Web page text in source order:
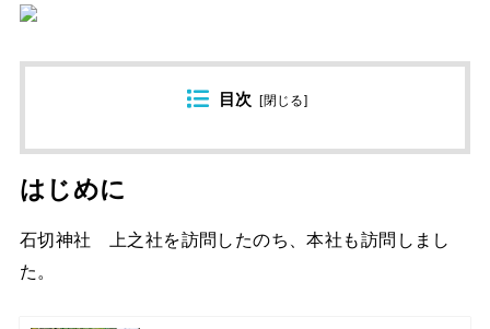
目次 [閉じる]
はじめに
石切神社 上之社を訪問したのち、本社も訪問しまし
た。